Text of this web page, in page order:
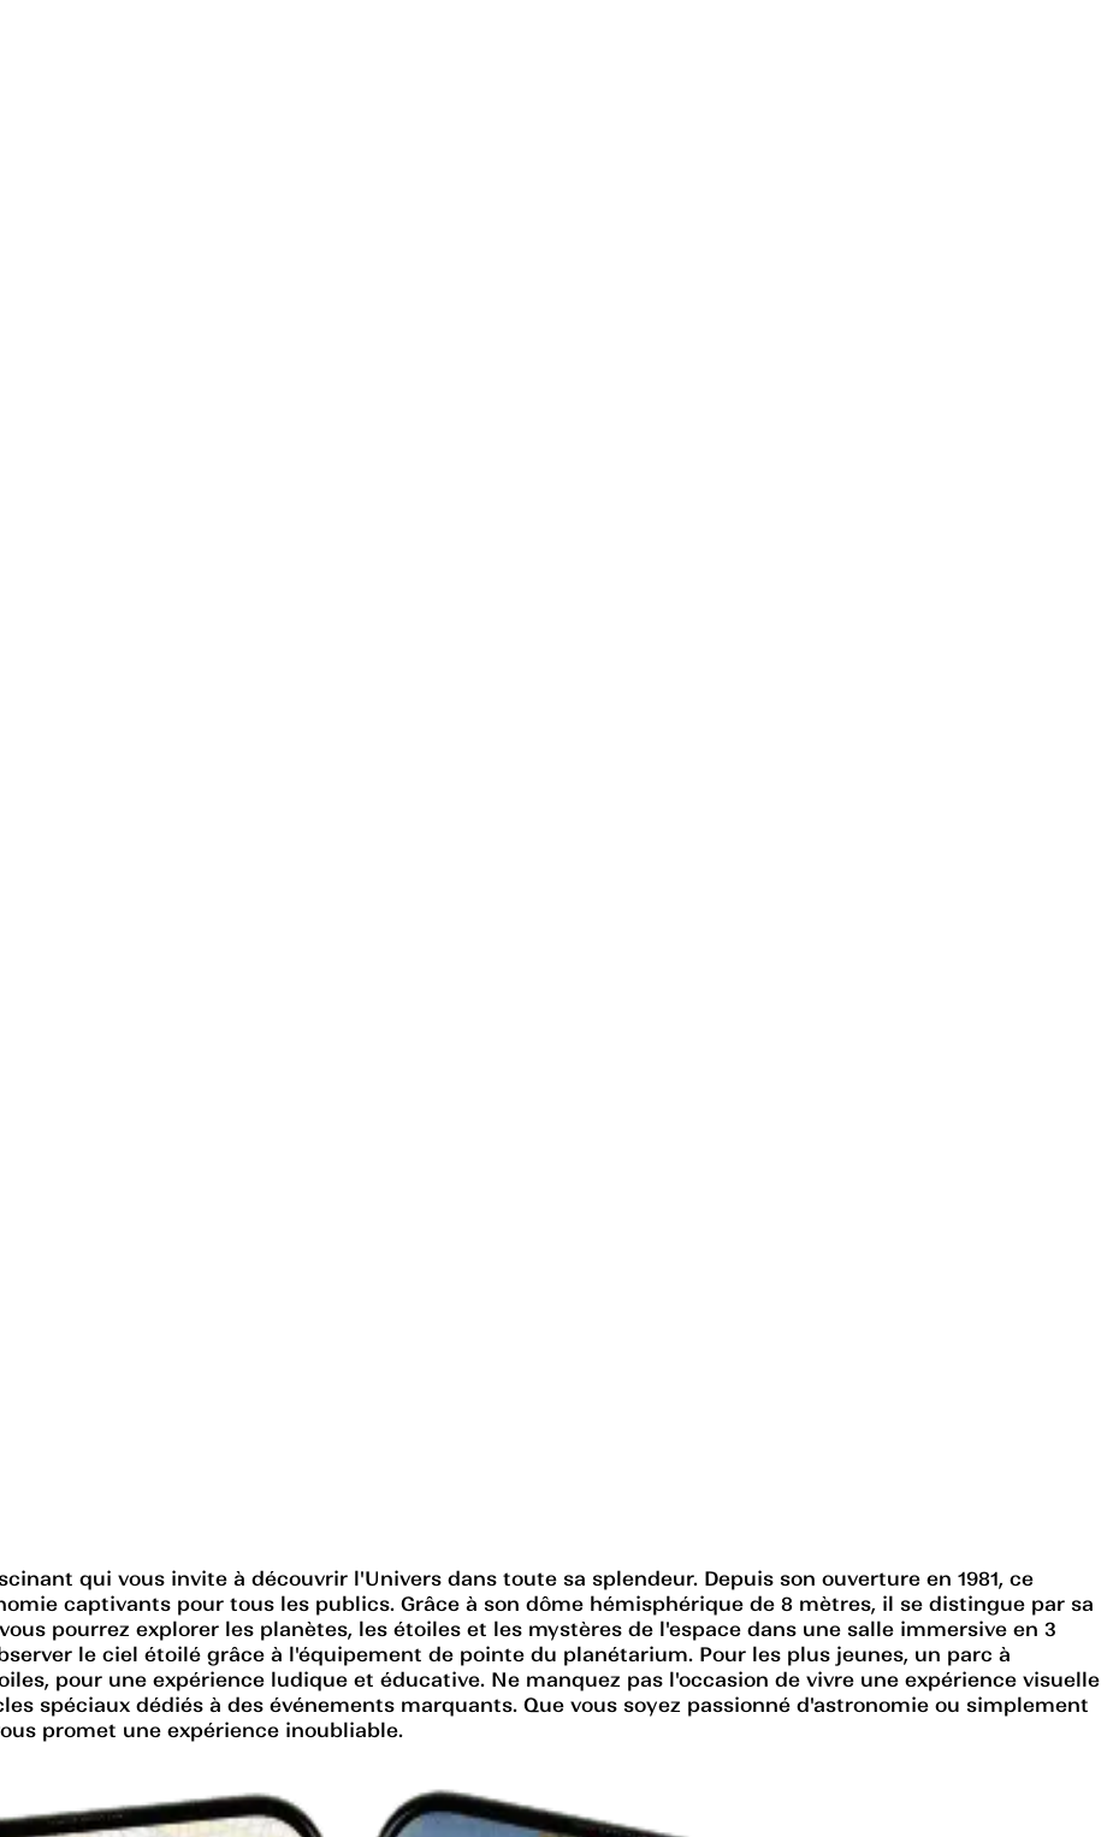
qui vous invite à découvrir l'Univers dans toute sa splendeur. Depuis son ouverture en 1981, ce
captivants pour tous les publics. Grâce à son dôme hémisphérique de 8 mètres, il se distingue par sa
pourrez explorer les planètes, les étoiles et les mystères de l'espace dans une salle immersive en 3
le ciel étoilé grâce à l'équipement de pointe du planétarium. Pour les plus jeunes, un parc à
pour une expérience ludique et éducative. Ne manquez pas l'occasion de vivre une expérience visuelle
spéciaux dédiés à des événements marquants. Que vous soyez passionné d'astronomie ou simplement
promet une expérience inoubliable.